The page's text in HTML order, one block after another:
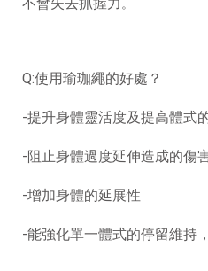
。
Q:使用瑜珈繩的好處？
-提升身體靈活度及提高體式
-阻止身體過度延伸造成的傷
-增加身體的延展性
-能強化單一體式的停留維持